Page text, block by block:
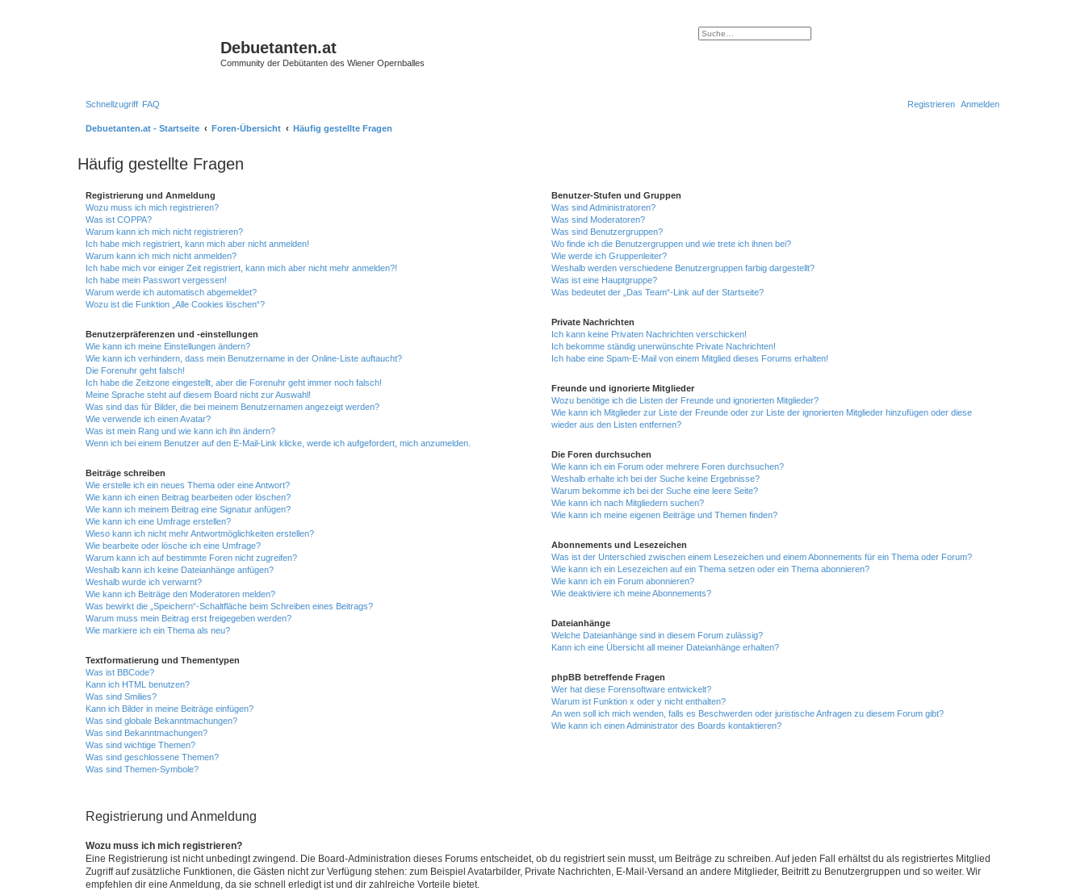
Debuetanten.at
Community der Debütanten des Wiener Opernballes
Suche
Erweiterte Suche
Schnellzugriff FAQ Anmelden
Registrieren
Debuetanten.at - Startseite Foren-Übersicht
Häufig gestellte Fragen
Häufig gestellte Fragen
Registrierung und Anmeldung
Wozu muss ich mich registrieren?
Was ist COPPA?
Warum kann ich mich nicht registrieren?
Ich habe mich registriert, kann mich aber nicht anmelden!
Warum kann ich mich nicht anmelden?
Ich habe mich vor einiger Zeit registriert, kann mich aber nicht mehr anmelden?!
Ich habe mein Passwort vergessen!
Warum werde ich automatisch abgemeldet?
Wozu ist die Funktion „Alle Cookies löschen“?
Benutzerpräferenzen und -einstellungen
Wie kann ich meine Einstellungen ändern?
Wie kann ich verhindern, dass mein Benutzername in der Online-Liste auftaucht?
Die Forenuhr geht falsch!
Ich habe die Zeitzone eingestellt, aber die Forenuhr geht immer noch falsch!
Meine Sprache steht auf diesem Board nicht zur Auswahl!
Was sind das für Bilder, die bei meinem Benutzernamen angezeigt werden?
Wie verwende ich einen Avatar?
Was ist mein Rang und wie kann ich ihn ändern?
Wenn ich bei einem Benutzer auf den E-Mail-Link klicke, werde ich aufgefordert, mich anzumelden.
Beiträge schreiben
Wie erstelle ich ein neues Thema oder eine Antwort?
Wie kann ich einen Beitrag bearbeiten oder löschen?
Wie kann ich meinem Beitrag eine Signatur anfügen?
Wie kann ich eine Umfrage erstellen?
Wieso kann ich nicht mehr Antwortmöglichkeiten erstellen?
Wie bearbeite oder lösche ich eine Umfrage?
Warum kann ich auf bestimmte Foren nicht zugreifen?
Weshalb kann ich keine Dateianhänge anfügen?
Weshalb wurde ich verwarnt?
Wie kann ich Beiträge den Moderatoren melden?
Was bewirkt die „Speichern“-Schaltfläche beim Schreiben eines Beitrags?
Warum muss mein Beitrag erst freigegeben werden?
Wie markiere ich ein Thema als neu?
Textformatierung und Thementypen
Was ist BBCode?
Kann ich HTML benutzen?
Was sind Smilies?
Kann ich Bilder in meine Beiträge einfügen?
Was sind globale Bekanntmachungen?
Was sind Bekanntmachungen?
Was sind wichtige Themen?
Was sind geschlossene Themen?
Was sind Themen-Symbole?
Benutzer-Stufen und Gruppen
Was sind Administratoren?
Was sind Moderatoren?
Was sind Benutzergruppen?
Wo finde ich die Benutzergruppen und wie trete ich ihnen bei?
Wie werde ich Gruppenleiter?
Weshalb werden verschiedene Benutzergruppen farbig dargestellt?
Was ist eine Hauptgruppe?
Was bedeutet der „Das Team“-Link auf der Startseite?
Private Nachrichten
Ich kann keine Privaten Nachrichten verschicken!
Ich bekomme ständig unerwünschte Private Nachrichten!
Ich habe eine Spam-E-Mail von einem Mitglied dieses Forums erhalten!
Freunde und ignorierte Mitglieder
Wozu benötige ich die Listen der Freunde und ignorierten Mitglieder?
Wie kann ich Mitglieder zur Liste der Freunde oder zur Liste der ignorierten Mitglieder hinzufügen oder diese
wieder aus den Listen entfernen?
Die Foren durchsuchen
Wie kann ich ein Forum oder mehrere Foren durchsuchen?
Weshalb erhalte ich bei der Suche keine Ergebnisse?
Warum bekomme ich bei der Suche eine leere Seite?
Wie kann ich nach Mitgliedern suchen?
Wie kann ich meine eigenen Beiträge und Themen finden?
Abonnements und Lesezeichen
Was ist der Unterschied zwischen einem Lesezeichen und einem Abonnements für ein Thema oder Forum?
Wie kann ich ein Lesezeichen auf ein Thema setzen oder ein Thema abonnieren?
Wie kann ich ein Forum abonnieren?
Wie deaktiviere ich meine Abonnements?
Dateianhänge
Welche Dateianhänge sind in diesem Forum zulässig?
Kann ich eine Übersicht all meiner Dateianhänge erhalten?
phpBB betreffende Fragen
Wer hat diese Forensoftware entwickelt?
Warum ist Funktion x oder y nicht enthalten?
An wen soll ich mich wenden, falls es Beschwerden oder juristische Anfragen zu diesem Forum gibt?
Wie kann ich einen Administrator des Boards kontaktieren?
Registrierung und Anmeldung
Wozu muss ich mich registrieren?
Eine Registrierung ist nicht unbedingt zwingend. Die Board-Administration dieses Forums entscheidet, ob du registriert sein musst, um Beiträge zu schreiben. Auf jeden Fall erhältst du als registriertes Mitglied
Zugriff auf zusätzliche Funktionen, die Gästen nicht zur Verfügung stehen: zum Beispiel Avatarbilder, Private Nachrichten, E-Mail-Versand an andere Mitglieder, Beitritt zu Benutzergruppen und so weiter. Wir
empfehlen dir eine Anmeldung, da sie schnell erledigt ist und dir zahlreiche Vorteile bietet.